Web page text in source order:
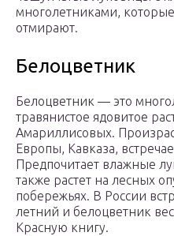
многолетниками,
отмирают.
Белоцветник
Белоцветник — это
травянистое ядовитое
Амариллисовых.
Европы, Кавказа,
Предпочитает влажные
также растет на лесных
побережьях. В России
летний и белоцветник
Красную книгу.